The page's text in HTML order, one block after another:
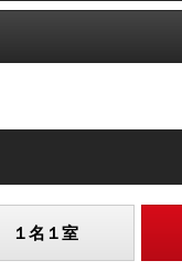
１名１室